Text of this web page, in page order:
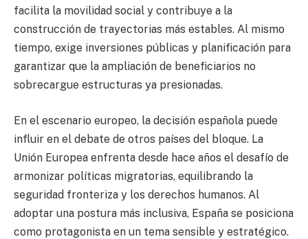
facilita la movilidad social y contribuye a la
construcción de trayectorias más estables. Al mismo
tiempo, exige inversiones públicas y planificación para
garantizar que la ampliación de beneficiarios no
sobrecargue estructuras ya presionadas.
En el escenario europeo, la decisión española puede
influir en el debate de otros países del bloque. La
Unión Europea enfrenta desde hace años el desafío de
armonizar políticas migratorias, equilibrando la
seguridad fronteriza y los derechos humanos. Al
adoptar una postura más inclusiva, España se posiciona
como protagonista en un tema sensible y estratégico.